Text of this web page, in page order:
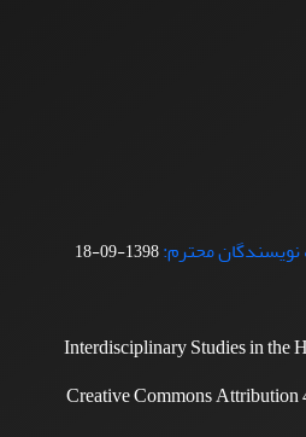
محترم:1398-09-18
Interdisciplinary Studies in the
Creative Commons Attribution